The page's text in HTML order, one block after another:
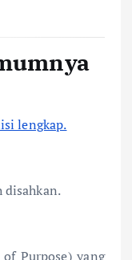
lengkap.
disahkan.
Purpose) yang